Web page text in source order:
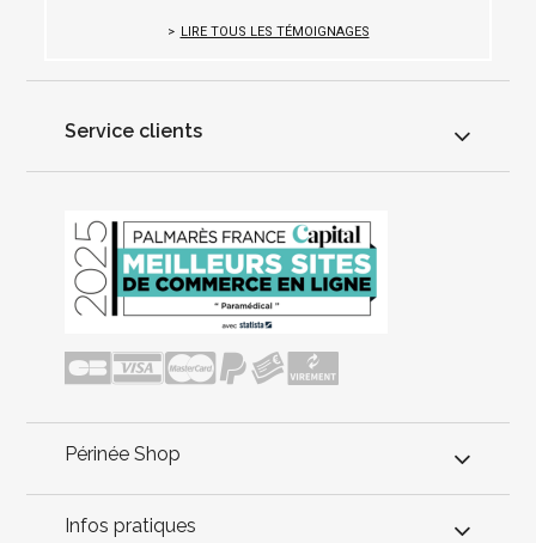
LIRE TOUS LES TÉMOIGNAGES
Service clients
Périnée Shop
Infos pratiques